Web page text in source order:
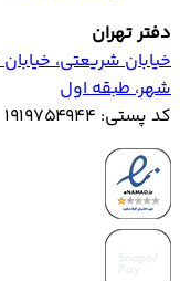
دفتر تهران
شهر، طبقه اول
کد پستی: ۱۹۱۹۷۵۴۹۴۴